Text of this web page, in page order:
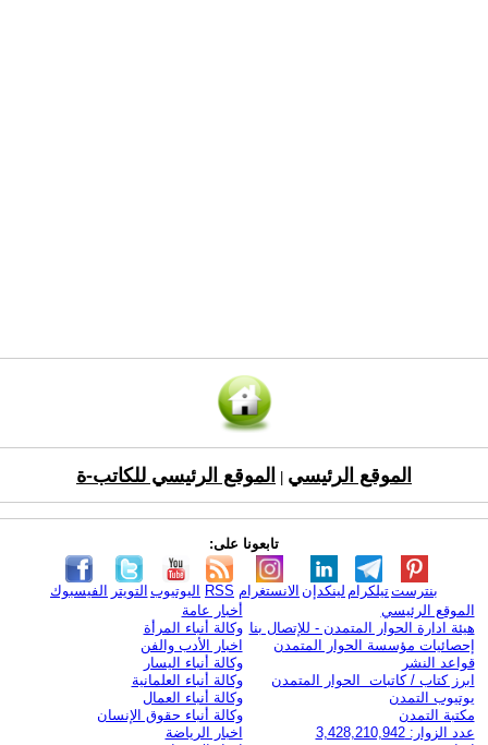
الموقع الرئيسي الموقع الرئيسي للكاتب-ة
تابعونا على:
الفيسبوك التويتر اليوتيوب RSS الانستغرام لينكدإن تيلكرامبنترست
الموقع الرئيسي
هيئة ادارة الحوار المتمدن - للإتصال بنا
إحصائيات مؤسسة الحوار المتمدن
قواعد النشر
ابرز كتاب / كاتبات الحوار المتمدن
يوتيوب التمدن
مكتبة التمدن
عدد الزوار: 3,428,210,942
أخبار عامة
وكالة أنباء المرأة
اخبار الأدب والفن
وكالة أنباء اليسار
وكالة أنباء العلمانية
وكالة أنباء العمال
وكالة أنباء حقوق الإنسان
اخبار الرياضة